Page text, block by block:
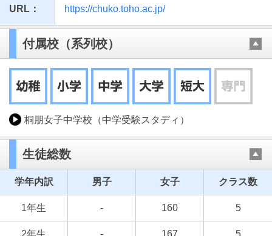
URL： https://chuko.toho.ac.jp/
付属校（系列校）
桐朋女子中学校（中学受験スタディ）
生徒総数
学年内訳 男子 女子 クラス数
1年生 - 160 5